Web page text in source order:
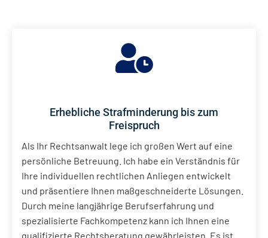
Erhebliche Strafminderung bis zum
Freispruch
Als Ihr Rechtsanwalt lege ich großen Wert auf eine
persönliche Betreuung. Ich habe ein Verständnis für
Ihre individuellen rechtlichen Anliegen entwickelt
und präsentiere Ihnen maßgeschneiderte Lösungen.
Durch meine langjährige Berufserfahrung und
spezialisierte Fachkompetenz kann ich Ihnen eine
qualifizierte Rechtsberatung gewährleisten. Es ist